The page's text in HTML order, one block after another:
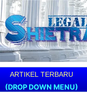
(DROP DOWN MENU)